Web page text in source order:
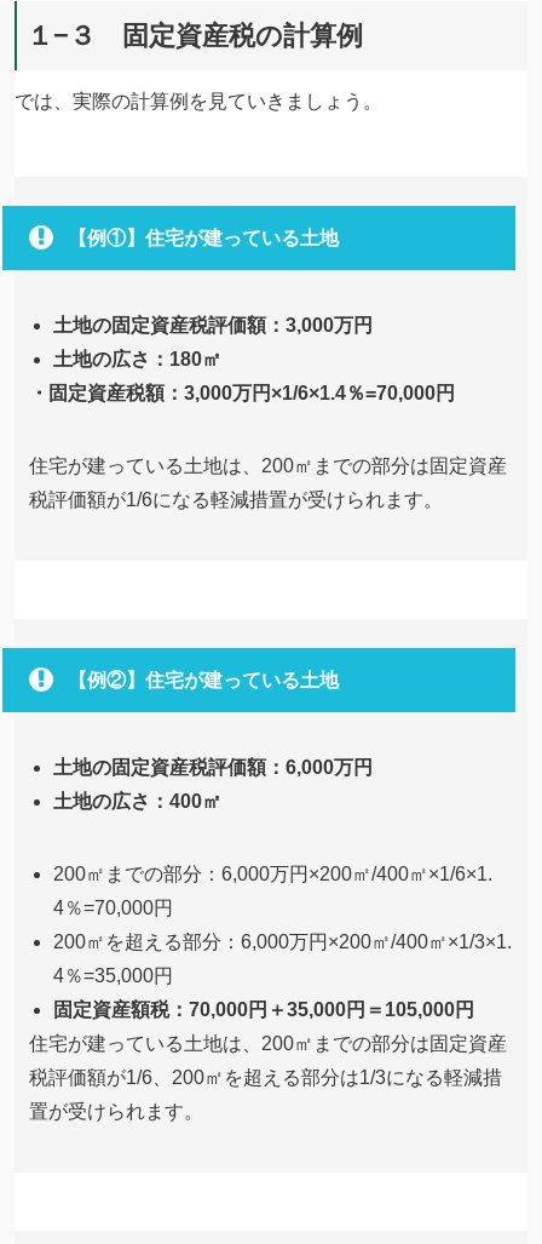
１−３ 固定資産税の計算例
では、実際の計算例を見ていきましょう。
【例①】住宅が建っている土地
土地の固定資産税評価額：3,000万円
土地の広さ：180㎡
・固定資産税額：3,000万円×1/6×1.4％=70,000円
住宅が建っている土地は、200㎡までの部分は固定資産
税評価額が1/6になる軽減措置が受けられます。
【例②】住宅が建っている土地
土地の固定資産税評価額：6,000万円
土地の広さ：400㎡
200㎡までの部分：6,000万円×200㎡/400㎡×1/6×1.
4％=70,000円
200㎡を超える部分：6,000万円×200㎡/400㎡×1/3×1.
4％=35,000円
固定資産額税：70,000円＋35,000円＝105,000円
住宅が建っている土地は、200㎡までの部分は固定資産
税評価額が1/6、200㎡を超える部分は1/3になる軽減措
置が受けられます。